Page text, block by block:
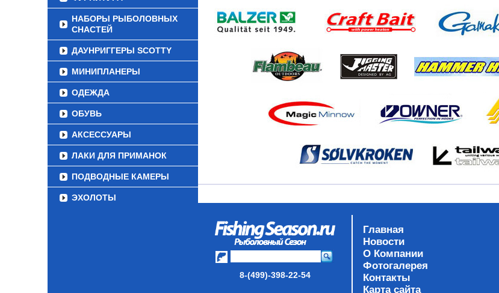
НАБОРЫ РЫБОЛОВНЫХ
СНАСТЕЙ
ДАУНРИГГЕРЫ SCOTTY
МИНИПЛАНЕРЫ
ОДЕЖДА
ОБУВЬ
АКСЕССУАРЫ
ЛАКИ ДЛЯ ПРИМАНОК
ПОДВОДНЫЕ КАМЕРЫ
ЭХОЛОТЫ
8-(499)-398-22-54
Главная
Новости
О Компании
Фотогалерея
Контакты
Карта сайта